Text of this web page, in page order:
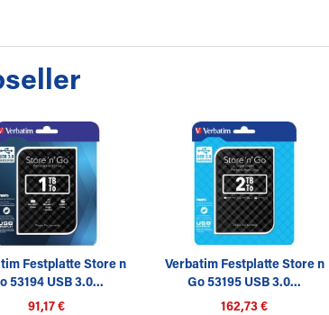
Festplatte Store n
53194 USB 3.0...
91,17 €
Verbatim Festplatte Store n
Go 53195 USB 3.0...
162,73 €